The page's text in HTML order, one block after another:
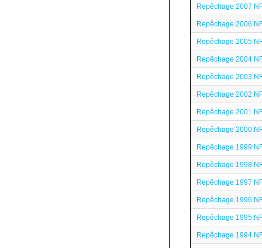
Repêchage 2007
Repêchage 2006
Repêchage 2005
Repêchage 2004
Repêchage 2003
Repêchage 2002
Repêchage 2001
Repêchage 2000
Repêchage 1999
Repêchage 1998
Repêchage 1997
Repêchage 1996
Repêchage 1995
Repêchage 1994